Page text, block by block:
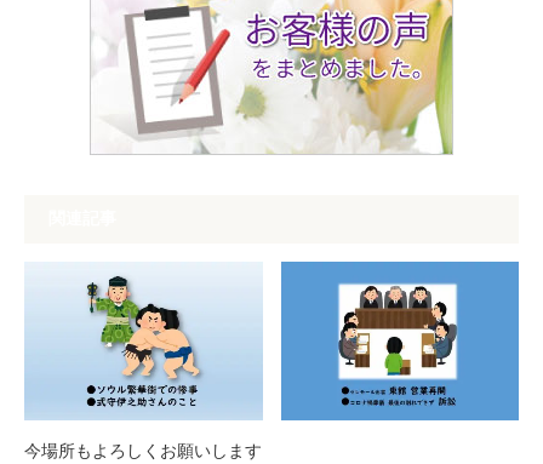
今場所もよろしくお願いします